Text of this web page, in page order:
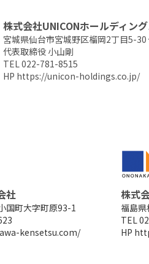
株式会社UNICONホールディン
宮城県仙台市宮城野区榴岡2丁目5-30
代表取締役 小山剛
TEL 022-781-8515
HP https://unicon-holdings.co.jp/
社
国町大字町原93-1
kensetsu.com/
株式
福島
TEL
HP